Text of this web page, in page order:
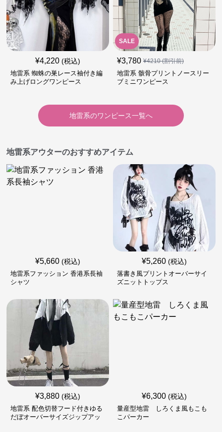
¥4,220 (税込)
地雷系 蜘蛛の巣レース袖付き編
み上げロングワンピース
SALE
¥3,780 ¥4210(割引前)
地雷系 骸骨プリントノースリー
ブミニワンピース
地雷系のワンピース一覧へ
地雷系アウターのおすすめアイテム
¥5,660 (税込)
地雷系ファッション 香港系長袖
シャツ
¥5,260 (税込)
落書き風プリントオーバーサイ
ズニットトップス
¥3,880 (税込)
地雷系 配色切替フード付きゆる
だぼオーバーサイズジップアッ
¥6,300 (税込)
量産型地雷 しろくま風もこも
こパーカー